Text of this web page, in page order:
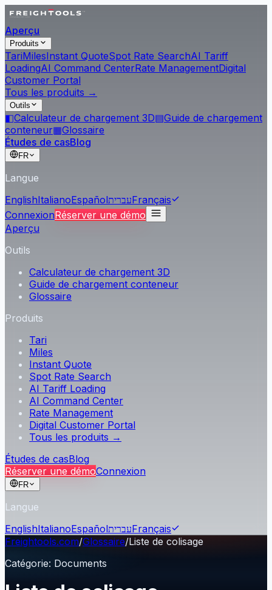
Aperçu
Produits
TariMilesInstant QuoteSpot Rate SearchAI Tariff
LoadingAI Command CenterRate ManagementDigital
Customer Portal
Tous les produits →
Outils
◧Calculateur de chargement 3D▤Guide de chargement
conteneur▦Glossaire
Études de casBlog
FR
Langue
EnglishItalianoEspañolעבריתFrançais
ConnexionRéserver une démo
Aperçu
Outils
Calculateur de chargement 3D
Guide de chargement conteneur
Glossaire
Produits
Tari
Miles
Instant Quote
Spot Rate Search
AI Tariff Loading
AI Command Center
Rate Management
Digital Customer Portal
Tous les produits →
Études de casBlog
Réserver une démoConnexion
FR
Langue
EnglishItalianoEspañolעבריתFrançais
Freightools.com/Glossaire/Liste de colisage
Catégorie: Documents